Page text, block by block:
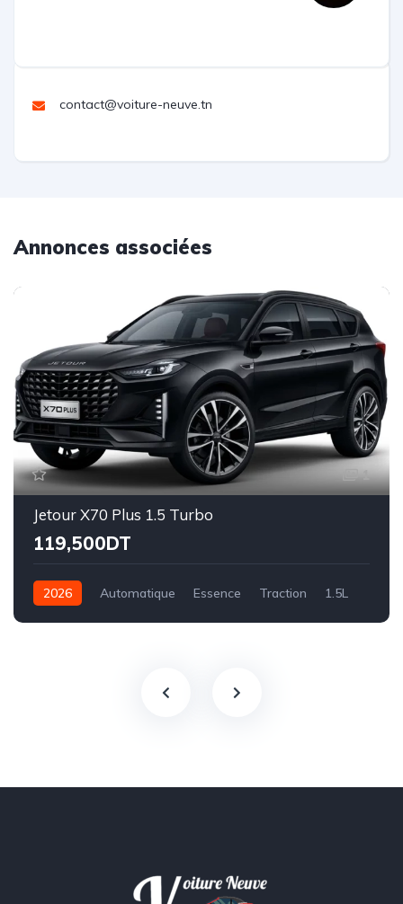
contact@voiture-neuve.tn
Annonces associées
1
Jetour X70 Plus 1.5 Turbo
119,500DT
2026 Automatique Essence Traction 1.5L